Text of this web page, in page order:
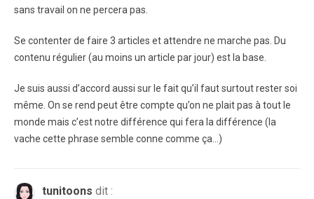
sans travail on ne percera pas.
Se contenter de faire 3 articles et attendre ne marche pas. Du
contenu régulier (au moins un article par jour) est la base.
Je suis aussi d’accord aussi sur le fait qu’il faut surtout rester soi
même. On se rend peut être compte qu’on ne plait pas à tout le
monde mais c’est notre différence qui fera la différence (la
vache cette phrase semble conne comme ça…)
tunitoons dit :